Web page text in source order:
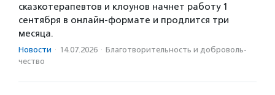
сказкотерапевтов и клоунов начнет работу 1
сентября в онлайн-формате и продлится три
месяца.
Новости · 14.07.2026 · Благотвори­тель­ность и доброволь­
чест­во